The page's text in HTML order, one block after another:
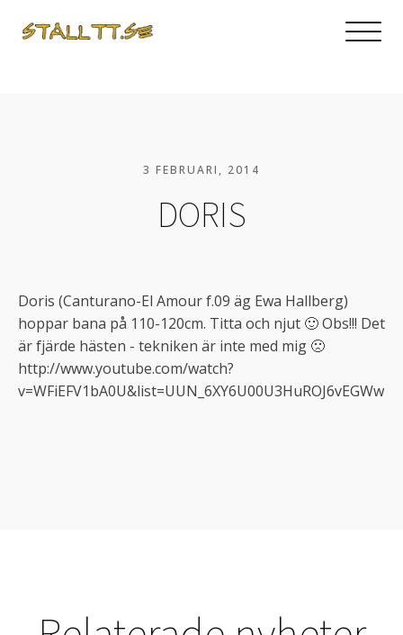
3 FEBRUARI, 2014
DORIS
Doris (Canturano-El Amour f.09 äg Ewa Hallberg)
hoppar bana på 110-120cm. Titta och njut 🙂 Obs!!! Det
är fjärde hästen - tekniken är inte med mig 🙁
http://www.youtube.com/watch?
v=WFiEFV1bA0U&list=UUN_6XY6U00U3HuROJ6vEGWw